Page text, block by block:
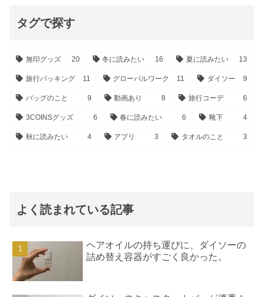
タグで探す
無印グッズ 20 冬に読みたい 16 夏に読みたい 13
旅行パッキング 11 グローバルワーク 11 ダイソー 9
バッグのこと 9 動画あり 8 旅行コーデ 6
3COINSグッズ 6 春に読みたい 6 靴下 4
秋に読みたい 4 アプリ 3 タオルのこと 3
よく読まれている記事
ヘアオイルの持ち運びに、ダイソーの
詰め替え容器がすごく良かった。